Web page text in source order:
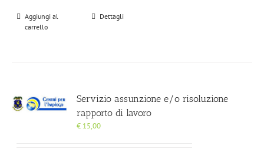
Aggiungi al
carrello
Dettagli
Servizio assunzione e/o risoluzione
rapporto di lavoro
€ 15,00